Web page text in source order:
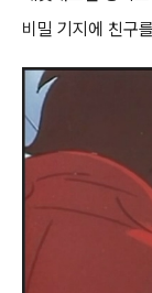
비밀 기지에 친구